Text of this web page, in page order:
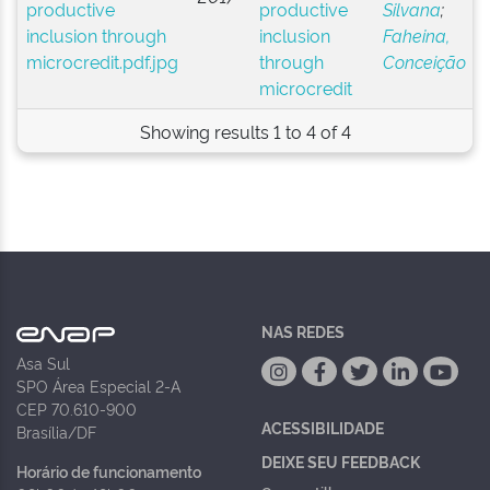
productive
inclusion
through
microcredit
Silvana;
Faheina,
Conceição
Showing results 1 to 4 of 4
Asa Sul
SPO Área Especial 2-A
CEP 70.610-900
Brasília/DF
Horário de funcionamento
NAS REDES
ACESSIBILIDADE
DEIXE SEU FEEDBACK